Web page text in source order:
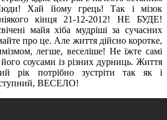
Хай йому грець! Так і мізок
кінця 21-12-2012! НЕ БУДЕ!
майя хіба мудріші за сучасних
про це. Але життя дійсно коротке,
легше, веселіше! Не їжте самі
соусами із різних дурниць. Життя
рік потрібно зустріти так як і
ВЕСЕЛО!